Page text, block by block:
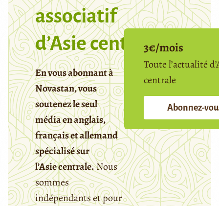
associatif
d’Asie centrale
En vous abonnant à
Novastan, vous
soutenez le seul
média en anglais,
français et allemand
spécialisé sur
l’Asie centrale.Nous
sommes
indépendants et pour
3€/mois
Toute l’actualité
centrale
Abonnez-